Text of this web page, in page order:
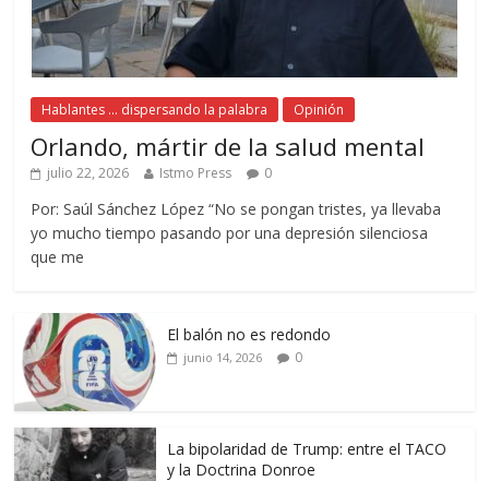
Hablantes ... dispersando la palabra Opinión
Orlando, mártir de la salud mental
julio 22, 2026 Istmo Press 0
Por: Saúl Sánchez López “No se pongan tristes, ya llevaba
yo mucho tiempo pasando por una depresión silenciosa
que me
El balón no es redondo
junio 14, 2026 0
La bipolaridad de Trump: entre el TACO
y la Doctrina Donroe